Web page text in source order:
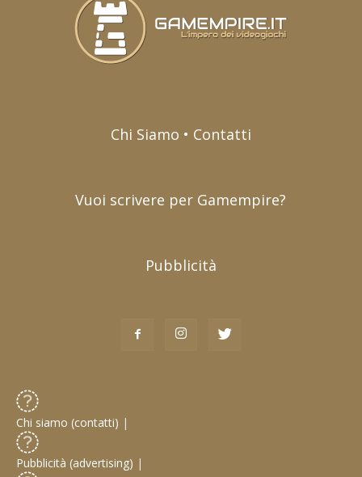
Chi Siamo • Contatti
Vuoi scrivere per Gamempire?
Pubblicità
Chi siamo (contatti) |
Pubblicità (advertising) |